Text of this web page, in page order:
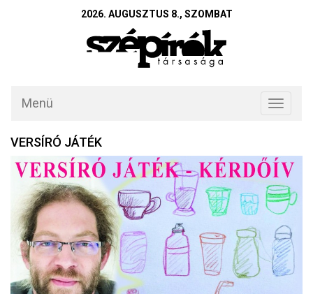
2026. AUGUSZTUS 8., SZOMBAT
Toggle
Menü
VERSÍRÓ JÁTÉK